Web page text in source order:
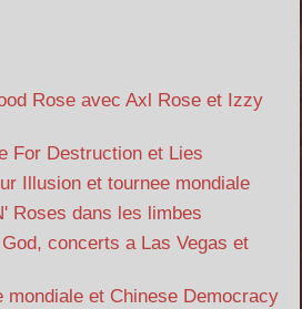
Rose avec Axl Rose et Izzy
For Destruction et Lies
Illusion et tournee mondiale
Roses dans les limbes
concerts a Las Vegas et
mondiale et Chinese Democracy